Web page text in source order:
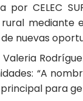
por CELEC
mediante
nuevas
“A
para